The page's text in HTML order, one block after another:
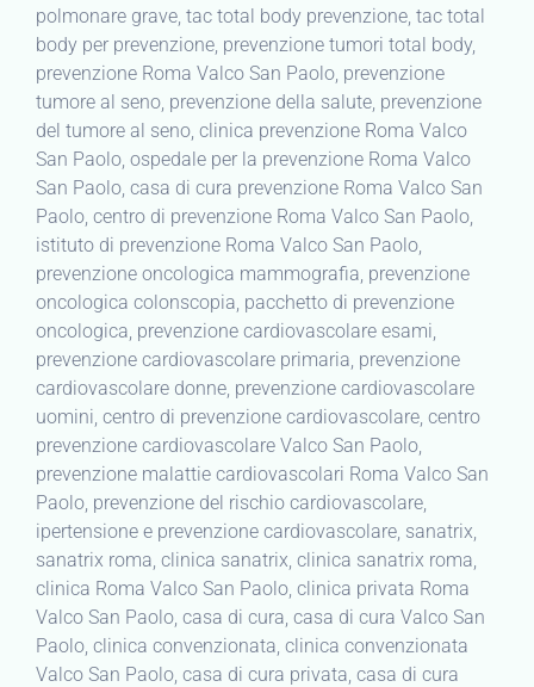
polmonare grave, tac total body prevenzione, tac total
body per prevenzione, prevenzione tumori total body,
prevenzione Roma Valco San Paolo, prevenzione
tumore al seno, prevenzione della salute, prevenzione
del tumore al seno, clinica prevenzione Roma Valco
San Paolo, ospedale per la prevenzione Roma Valco
San Paolo, casa di cura prevenzione Roma Valco San
Paolo, centro di prevenzione Roma Valco San Paolo,
istituto di prevenzione Roma Valco San Paolo,
prevenzione oncologica mammografia, prevenzione
oncologica colonscopia, pacchetto di prevenzione
oncologica, prevenzione cardiovascolare esami,
prevenzione cardiovascolare primaria, prevenzione
cardiovascolare donne, prevenzione cardiovascolare
uomini, centro di prevenzione cardiovascolare, centro
prevenzione cardiovascolare Valco San Paolo,
prevenzione malattie cardiovascolari Roma Valco San
Paolo, prevenzione del rischio cardiovascolare,
ipertensione e prevenzione cardiovascolare, sanatrix,
sanatrix roma, clinica sanatrix, clinica sanatrix roma,
clinica Roma Valco San Paolo, clinica privata Roma
Valco San Paolo, casa di cura, casa di cura Valco San
Paolo, clinica convenzionata, clinica convenzionata
Valco San Paolo, casa di cura privata, casa di cura